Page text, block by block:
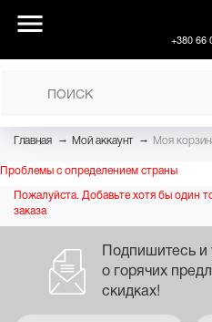
+380 66
Главная → Мой аккаунт → Моя
Проблемы с определением страны
Пожалуйста. Добавьте хотя бы один
заказа
Подпишитесь и
о горячих
скидках!